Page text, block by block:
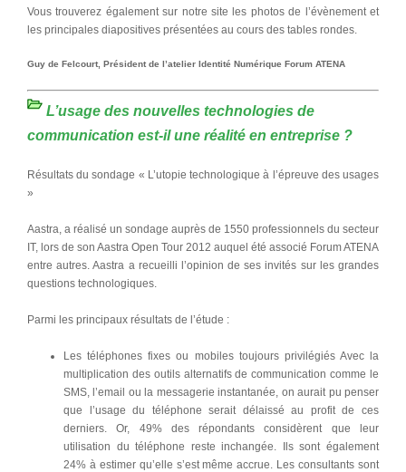
Vous trouverez également sur notre site les photos de l’évènement et
les principales diapositives présentées au cours des tables rondes.
Guy de Felcourt, Président de l’atelier Identité Numérique Forum ATENA
L’usage des nouvelles technologies de
communication est-il une réalité en entreprise ?
Résultats du sondage « L’utopie technologique à l’épreuve des usages
»
Aastra, a réalisé un sondage auprès de 1550 professionnels du secteur
IT, lors de son Aastra Open Tour 2012 auquel été associé Forum ATENA
entre autres. Aastra a recueilli l’opinion de ses invités sur les grandes
questions technologiques.
Parmi les principaux résultats de l’étude :
Les téléphones fixes ou mobiles toujours privilégiés Avec la
multiplication des outils alternatifs de communication comme le
SMS, l’email ou la messagerie instantanée, on aurait pu penser
que l’usage du téléphone serait délaissé au profit de ces
derniers. Or, 49% des répondants considèrent que leur
utilisation du téléphone reste inchangée. Ils sont également
24% à estimer qu’elle s’est même accrue. Les consultants sont